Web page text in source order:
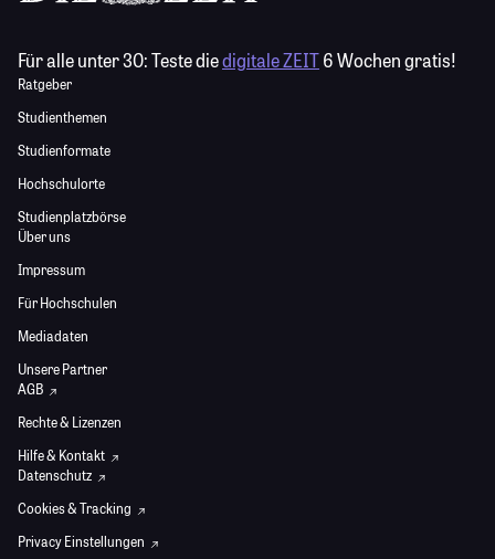
Für alle unter 30:Teste diedigitale ZEIT6 Wochen gratis!
Ratgeber
Studienthemen
Studienformate
Hochschulorte
Studienplatzbörse
Über uns
Impressum
Für Hochschulen
Mediadaten
Unsere Partner
AGB
Rechte & Lizenzen
Hilfe & Kontakt
Datenschutz
Cookies & Tracking
Privacy Einstellungen